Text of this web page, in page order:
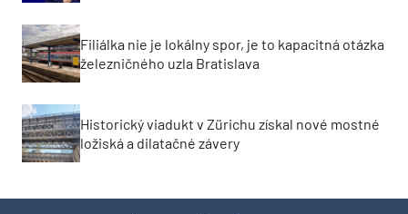
Filiálka nie je lokálny spor, je to kapacitná otázka
železničného uzla Bratislava
Historický viadukt v Zürichu získal nové mostné
ložiská a dilatačné závery